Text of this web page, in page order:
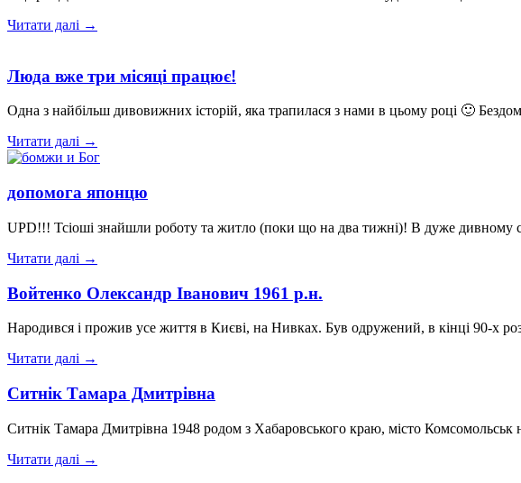
Читати далі →
Люда вже три місяці працює!
Одна з найбільш дивовижних історій, яка трапилася з нами в цьому році 🙂
Читати далі →
допомога японцю
UPD!!! Тсіоші знайшли роботу та житло (поки що на два тижні)! В дуже дивному
Читати далі →
Войтенко Олександр Іванович 1961 р.н.
Народився і прожив усе життя в Києві, на Нивках. Був одружений, в кінці 90-х
Читати далі →
Ситнік Тамара Дмитрівна
Ситнік Тамара Дмитрівна 1948 родом з Хабаровського краю, місто
Читати далі →